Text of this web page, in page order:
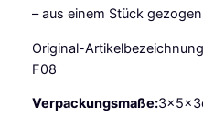
s
i
c
– aus einem Stück
Original-
F08
Verpackungsmaße: